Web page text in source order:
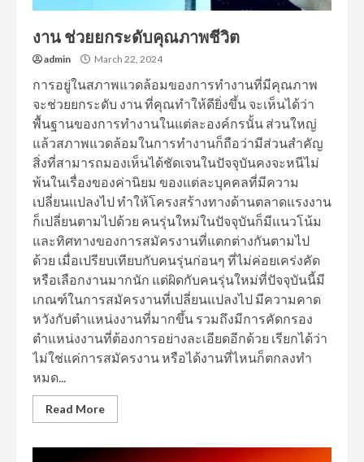
งาน ช่วยยกระดับคุณภาพชีวิต
admin March 22, 2024
การอยู่ในสภาพแวดล้อมของการทำงานที่มีคุณภาพ
จะช่วยยกระดับ งาน ที่คุณทำให้ดียิ่งขึ้น จะเห็นได้ว่า
พื้นฐานของการทำงานในแต่ละองค์กรนั้น ส่วนใหญ่
แล้วสภาพแวดล้อมในการทำงานก็ถือว่ามีส่วนสำคัญ
สิ่งที่สามารถมองเห็นได้ชัดเจนในปัจจุบันคงจะหนีไม่
พ้นในเรื่องของค่านิยม ของแต่ละบุคคลที่มีความ
เปลี่ยนแปลงไป ทำให้โครงสร้างทางด้านตลาดแรงงาน
ก็เปลี่ยนตามไปด้วย คนรุ่นใหม่ในปัจจุบันก็มีแนวโน้ม
และทิศทางของการสมัครงานที่แตกต่างกันตามไป
ด้วย เมื่อเปรียบเทียบกับคนรุ่นก่อนๆ ที่ไม่ค่อยเคร่งคัด
หรือเลือกงานมากนัก แต่ผิดกับคนรุ่นใหม่ที่ปัจจุบันนี้มี
เกณฑ์ในการสมัครงานที่เปลี่ยนแปลงไป มีความคาด
หวังกับตำแหน่งงานที่มากขึ้น รวมถึงมีการคัดกรอง
ตำแหน่งงานที่ต้องการอย่างละเอียดอีกด้วย เรียกได้ว่า
ไม่ใช่แค่การสมัครงาน หรือได้งานที่ไหนก็ตกลงทำ
หมด...
Read More